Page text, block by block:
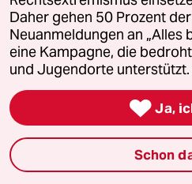
https://
03/2008/das-
ist-das-
ich die kaum
indirekten
von Kosten
Kriminialität,
und
motivierten
auch für sehr
Daher gehen 50 Prozent
Neuanmeldungen an „Alles
eine Kampagne, die
und Jugendorte
 Ja,
Schon